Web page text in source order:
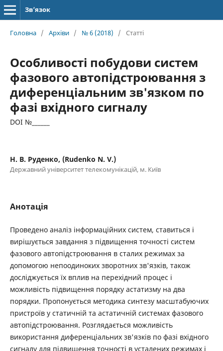
Зв’язок
Головна / Архіви / № 6 (2018) / Статті
Особливості побудови систем
фазового автопідстроювання з
диференціальним зв'язком по
фазі вхідного сигналу
DOI №______
Н. В. Руденко, (Rudenko N. V.)
Державний університет телекомунікацій, м. Київ
Анотація
Проведено аналіз інформаційних систем, ставиться і
вирішується завдання з підвищення точності систем
фазового автопідстроювання в сталих режимах за
допомогою непоодиноких зворотних зв'язків, також
досліджується їх вплив на перехідний процес і
можливість підвищення порядку астатизму на два
порядки. Пропонується методика синтезу масштабуючих
пристроїв у статичній та астатичній системах фазового
автопідстроювання. Розглядається можливість
використання диференціальних зв'язків по фазі вхідного
сигналу для підвищення точності в усталених режимах і